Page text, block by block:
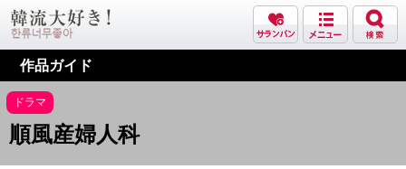
作品ガイド
ドラマ
順風産婦人科